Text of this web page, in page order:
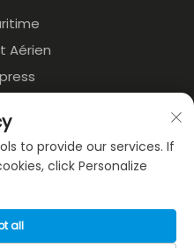
Aérien
to provide our services. If
click Personalize
all